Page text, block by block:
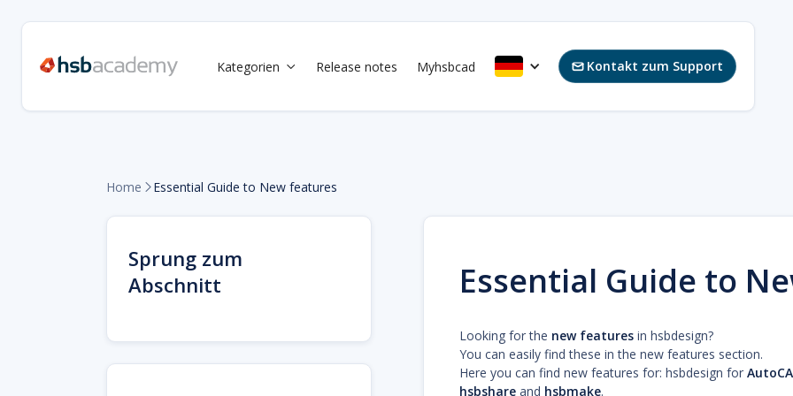
Kategorien  Release notes Myhsbcad Kontakt zum Support
Home  Essential Guide to New features
Sprung zum
Abschnitt
Essential Guide to
Looking for the new features in hsbdesign?
You can easily find these in the new features section.
Here you can find new features for: hsbdesign for
hsbshareand hsbmake.